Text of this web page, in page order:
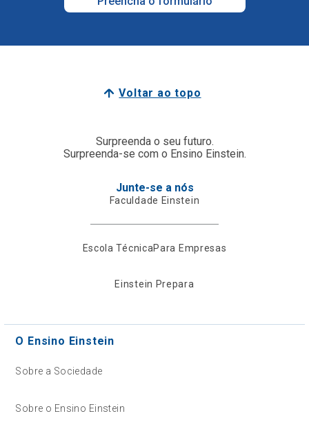
Voltar ao topo
Surpreenda o seu futuro.
Surpreenda-se com o Ensino Einstein.
Junte-se a nós
Faculdade Einstein
Escola TécnicaPara Empresas
Einstein Prepara
O Ensino Einstein
Sobre a Sociedade
Sobre o Ensino Einstein